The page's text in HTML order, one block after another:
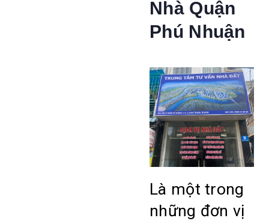
Nhà Quận
Phú Nhuận
Là một trong
những đơn vị